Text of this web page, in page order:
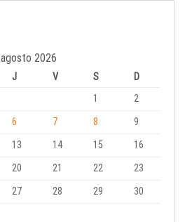
agosto 2026
J V S
D
1
2
6 7 8
9
13 14 15
16
20 21 22
23
27 28 29
30